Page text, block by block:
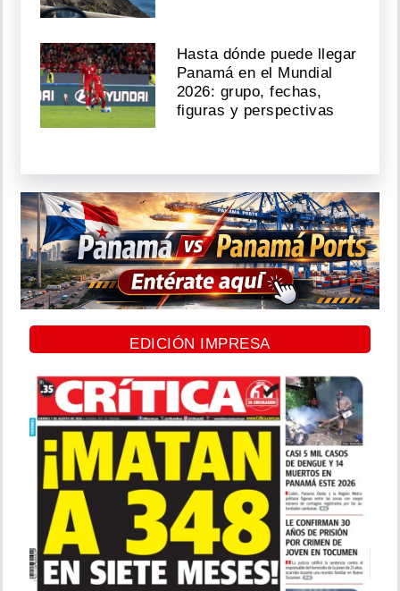
Hasta dónde puede llegar
Panamá en el Mundial
2026: grupo, fechas,
figuras y perspectivas
EDICIÓN IMPRESA